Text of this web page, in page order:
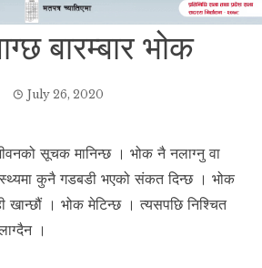
बारम्बार भोक
July 26, 2020
सूचक मानिन्छ । भोक नै नलाग्नु वा
कुनै गडबडी भएको संकत दिन्छ । भोक
खान्छौं । भोक मेटिन्छ । त्यसपछि निश्चित
।